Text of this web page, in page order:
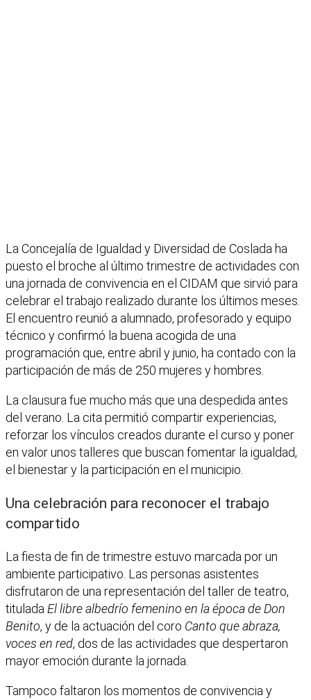
La Concejalía de Igualdad y Diversidad de Coslada ha
puesto el broche al último trimestre de actividades con
una jornada de convivencia en el CIDAM que sirvió para
celebrar el trabajo realizado durante los últimos meses.
El encuentro reunió a alumnado, profesorado y equipo
técnico y confirmó la buena acogida de una
programación que, entre abril y junio, ha contado con la
participación de más de 250 mujeres y hombres.
La clausura fue mucho más que una despedida antes
del verano. La cita permitió compartir experiencias,
reforzar los vínculos creados durante el curso y poner
en valor unos talleres que buscan fomentar la igualdad,
el bienestar y la participación en el municipio.
Una celebración para reconocer el trabajo
compartido
La fiesta de fin de trimestre estuvo marcada por un
ambiente participativo. Las personas asistentes
disfrutaron de una representación del taller de teatro,
tituladaEl libre albedrío femenino en la época de Don
Benito, y de la actuación del coro Canto que abraza,
voces en red, dos de las actividades que despertaron
mayor emoción durante la jornada.
Tampoco faltaron los momentos de convivencia y